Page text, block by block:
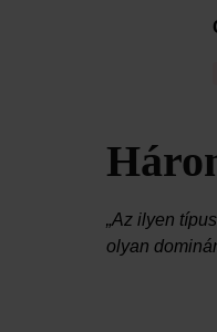
„Az ilyen
olyan